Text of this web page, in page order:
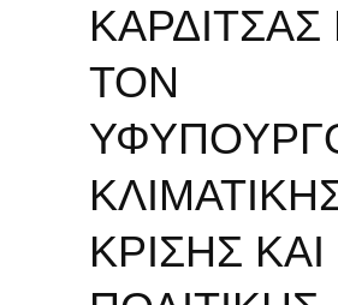
ΤΟΝ
ΚΡΙΣΗΣ ΚΑΙ